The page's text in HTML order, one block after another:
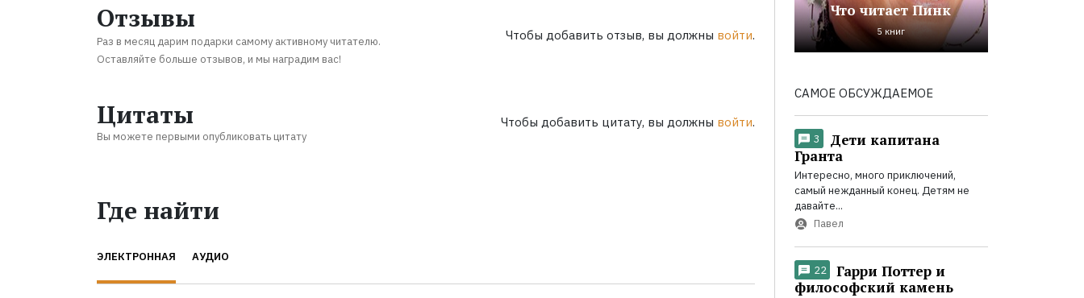
Отзывы
Раз в месяц дарим подарки самому активному читателю.
Оставляйте больше отзывов, и мы наградим вас!
Чтобы добавить отзыв, вы должны войти.
Цитаты
Вы можете первыми опубликовать цитату
Чтобы добавить цитату, вы должны войти.
Где найти
ЭЛЕКТРОННАЯ АУДИО
Что читает Пинк
5 книг
САМОЕ ОБСУЖДАЕМОЕ
3
Дети капитана
Гранта
Интересно, много приключений,
самый нежданный конец. Детям не
давайте...
Павел
22
Гарри Поттер и
философский камень